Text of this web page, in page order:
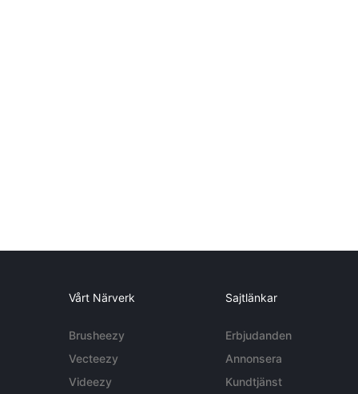
Vårt Närverk
Brusheezy
Vecteezy
Videezy
Sajtlänkar
Erbjudanden
Annonsera
Kundtjänst